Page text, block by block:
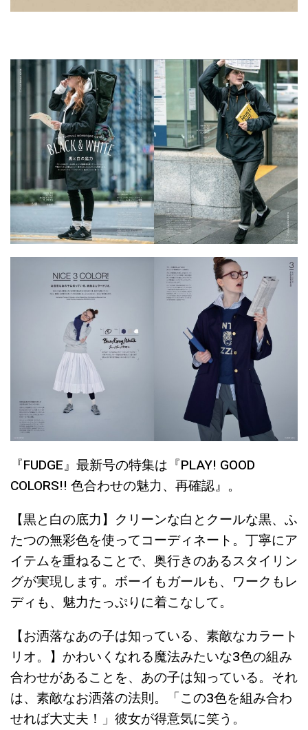
『FUDGE』最新号の特集は『PLAY! GOOD
COLORS!! 色合わせの魅力、再確認』。
【黒と白の底力】クリーンな白とクールな黒、ふ
たつの無彩色を使ってコーディネート。丁寧にア
イテムを重ねることで、奥行きのあるスタイリン
グが実現します。ボーイもガールも、ワークもレ
ディも、魅力たっぷりに着こなして。
【お洒落なあの子は知っている、素敵なカラート
リオ。】かわいくなれる魔法みたいな3色の組み
合わせがあることを、あの子は知っている。それ
は、素敵なお洒落の法則。「この3色を組み合わ
せれば大丈夫！」彼女が得意気に笑う。